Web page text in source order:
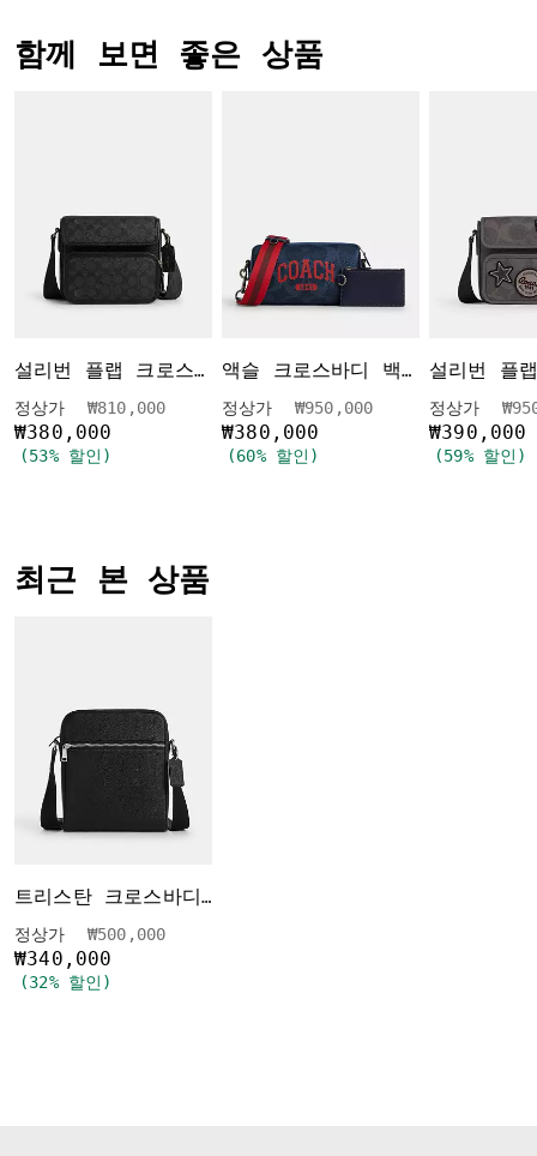
함께 보면 좋은 상품
설리번 플랩 크로스바디 백 인 시그니처 캔버스
정상가
가격 인하 전
₩810,000인하됨
₩380,000
(53% 할인)
액슬 크로스바디 백 인 시그니처 캔버스 위드 코치 그래픽
정상가
가격 인하 전
₩950,000인하됨
₩380,000
(60% 할인)
정상가 가
₩390,000
(59% 할인)
최근 본 상품
트리스탄 크로스바디 백 22
정상가
가격 인하 전
₩500,000인하됨
₩340,000
(32% 할인)